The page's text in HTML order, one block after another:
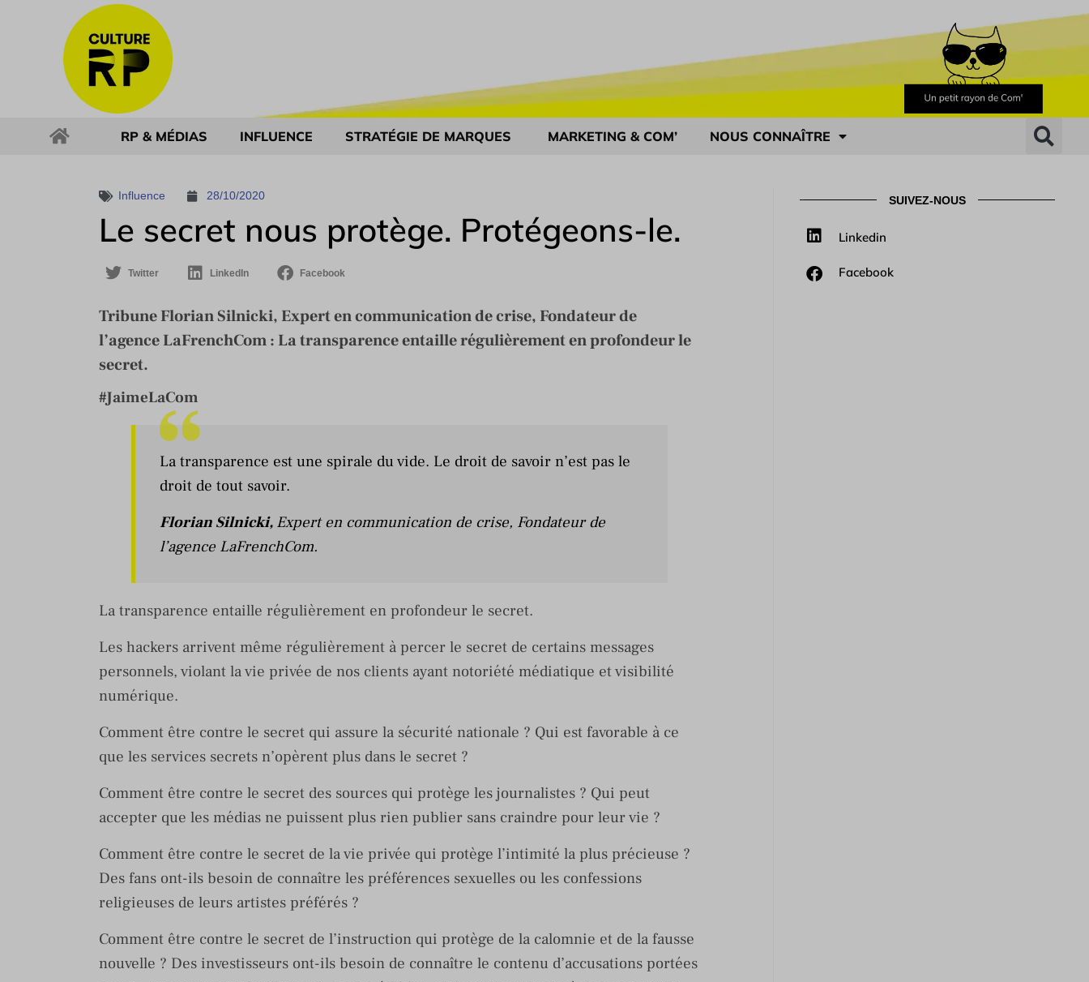
RP & MÉDIAS INFLUENCE STRATÉGIE DE MARQUES MARKETING & COM’ NOUS CONNAÎTRE
Influence 28/10/2020
Le secret nous protège. Protégeons-le.
Twitter LinkedIn Facebook
Tribune Florian Silnicki, Expert en communication de crise, Fondateur de
l’agence LaFrenchCom : La transparence entaille régulièrement en profondeur le
secret.
#JaimeLaCom
La transparence est une spirale du vide. Le droit de savoir n’est pas le
droit de tout savoir.
Florian Silnicki, Expert en communication de crise, Fondateur de
l’agence LaFrenchCom.
La transparence entaille régulièrement en profondeur le secret.
Les hackers arrivent même régulièrement à percer le secret de certains messages
personnels, violant la vie privée de nos clients ayant notoriété médiatique et visibilité
numérique.
Comment être contre le secret qui assure la sécurité nationale ? Qui est favorable à ce
que les services secrets n’opèrent plus dans le secret ?
Comment être contre le secret des sources qui protège les journalistes ? Qui peut
accepter que les médias ne puissent plus rien publier sans craindre pour leur vie ?
Comment être contre le secret de la vie privée qui protège l’intimité la plus précieuse ?
Des fans ont-ils besoin de connaître les préférences sexuelles ou les confessions
religieuses de leurs artistes préférés ?
Comment être contre le secret de l’instruction qui protège de la calomnie et de la fausse
nouvelle ? Des investisseurs ont-ils besoin de connaître le contenu d’accusations portées
SUIVEZ-NOUS
Linkedin
Facebook